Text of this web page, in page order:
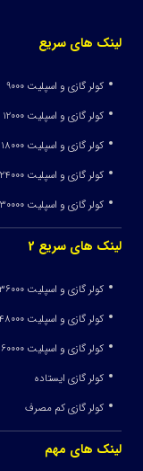
لینک های سریع
کولر گازی و اسپلیت 9000
کولر گازی و اسپلیت 12000
کولر گازی و اسپلیت 18000
کولر گازی و اسپلیت 24000
کولر گازی و اسپلیت 30000
لینک های سریع 2
کولر گازی و اسپلیت 36000
کولر گازی و اسپلیت 48000
کولر گازی و اسپلیت 60000
کولر گازی ایستاده
کولر گازی کم مصرف
لینک های مهم